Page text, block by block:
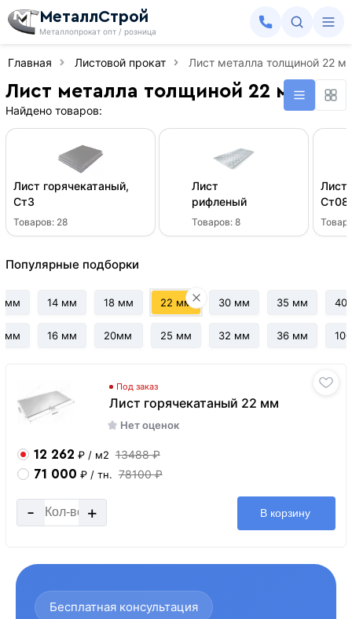
МеталлСтрой
Металлопрокат опт / розница
Главная Листовой прокат Лист металла толщиной 22
Лист металла толщиной 22 мм
Найдено товаров:
Лист горячекатаный,
Ст3
Товаров: 28
Лист
рифленый
Товаров: 8
Лист
Ст08
Популярные подборки
мм
мм
14 мм
16 мм
18 мм
20мм
22 мм
25 мм
30 мм
32 мм
35 мм
36 мм
40
Под заказ
Лист горячекатаный 22 мм
Нет оценок
12 262 ₽ / м2 13488 ₽
71 000 ₽ / тн. 78100 ₽
- + В корзину
Бесплатная консультация